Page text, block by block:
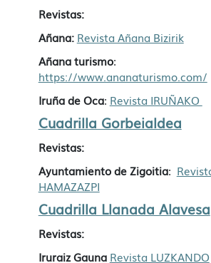
Revistas:
Añana: Revista Añana Bizirik
Añana turismo:
https://www.ananaturismo.com/
Iruña de Oca: Revista IRUÑAKO
Cuadrilla Gorbeialdea
Revistas:
Ayuntamiento de Zigoitia:
HAMAZAZPI
Cuadrilla Llanada Alavesa
Revistas:
Iruraiz Gauna Revista LUZKANDO